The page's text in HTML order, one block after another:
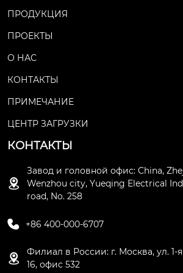
ПРОДУКЦИЯ
ПРОЕКТЫ
О НАС
КОНТАКТЫ
ПРИМЕЧАНИЕ
ЦЕНТР ЗАГРУЗКИ
КОНТАКТЫ

Завод и головной офис: China,
Wenzhou city, Yueqing Electrical
road, No. 258
 +86 400-000-6707

Филиал в России: г. Москва, ул.
16, офис 532